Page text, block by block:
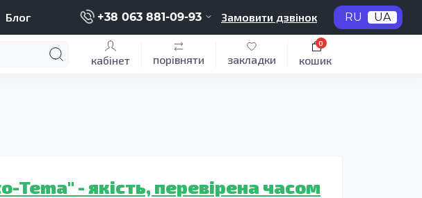
Блог +38 063 881-09-93 Замовити дзвінок RU UA
кабінет порівняти закладки кошик
0
- якість, перевірена часом